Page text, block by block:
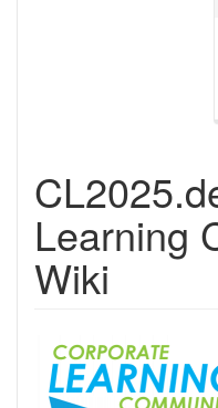
Learning
Wiki